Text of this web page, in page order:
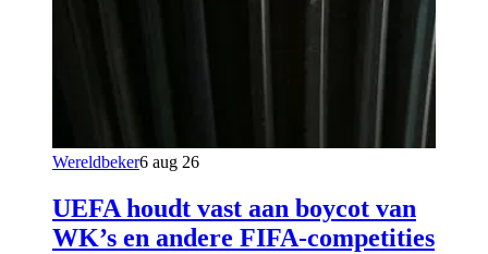
Wereldbeker6 aug 26
UEFA houdt vast aan boycot van
WK’s en andere FIFA-competities